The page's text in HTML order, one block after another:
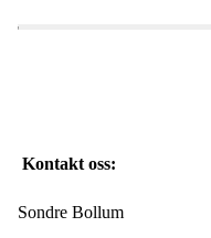
Kontakt oss:
Sondre Bollum